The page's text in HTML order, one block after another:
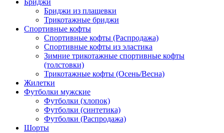
Бриджи из плащевки
Трикотажные бриджи
Спортивные кофты
Спортивные кофты (Распродажа)
Спортивные кофты из эластика
Зимние трикотажные спортивные кофты
(толстовки)
Трикотажные кофты (Осень/Весна)
Жилетки
Футболки мужские
Футболки (хлопок)
Футболки (синтетика)
Футболки (Распродажа)
Шорты